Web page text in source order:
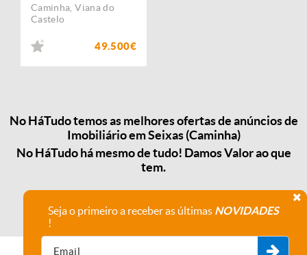
Caminha ,Viana do
Castelo
49.500€
No HáTudo temos as melhores ofertas de anúncios de
Imobiliário em Seixas (Caminha)
No HáTudo há mesmo de tudo! Damos Valor ao que
tem.
Seja o primeiro a receber as últimas NOVIDADES
!